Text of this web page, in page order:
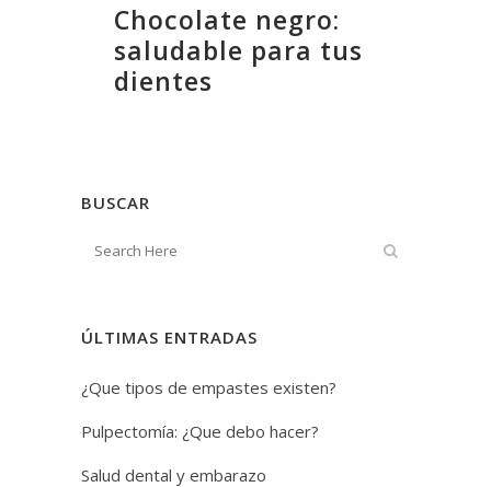
Chocolate negro:
saludable para tus
dientes
BUSCAR
ÚLTIMAS ENTRADAS
¿Que tipos de empastes existen?
Pulpectomía: ¿Que debo hacer?
Salud dental y embarazo